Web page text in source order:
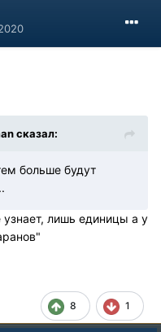
сказал:
больше будут
лишь единицы а у
8 1